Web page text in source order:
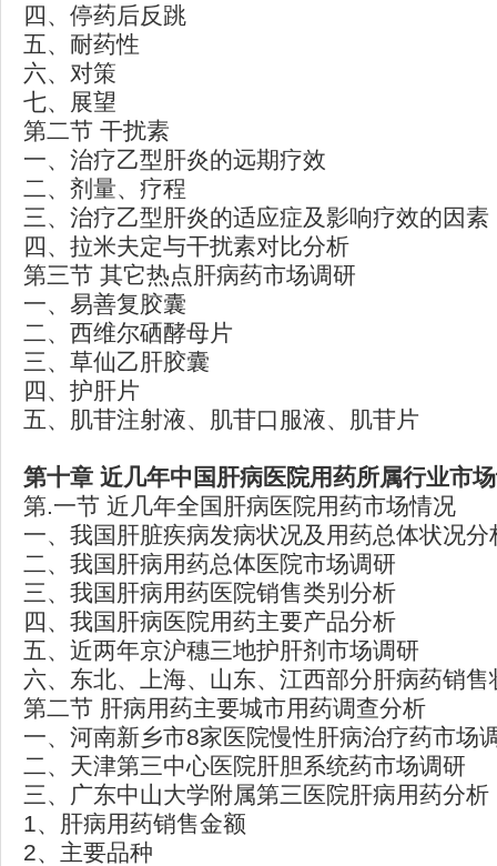
四、停药后反跳
五、耐药性
六、对策
七、展望
第二节 干扰素
一、治疗乙型肝炎的远期疗效
二、剂量、疗程
三、治疗乙型肝炎的适应症及影响疗效的因素
四、拉米夫定与干扰素对比分析
第三节 其它热点肝病药市场调研
一、易善复胶囊
二、西维尔硒酵母片
三、草仙乙肝胶囊
四、护肝片
五、肌苷注射液、肌苷口服液、肌苷片
第十章 近几年中国肝病医院用药所属行业市
第.一节 近几年全国肝病医院用药市场情况
一、我国肝脏疾病发病状况及用药总体状况分
二、我国肝病用药总体医院市场调研
三、我国肝病用药医院销售类别分析
四、我国肝病医院用药主要产品分析
五、近两年京沪穗三地护肝剂市场调研
六、东北、上海、山东、江西部分肝病药销售
第二节 肝病用药主要城市用药调查分析
一、河南新乡市8家医院慢性肝病治疗药市场
二、天津第三中心医院肝胆系统药市场调研
三、广东中山大学附属第三医院肝病用药分析
1、肝病用药销售金额
2、主要品种